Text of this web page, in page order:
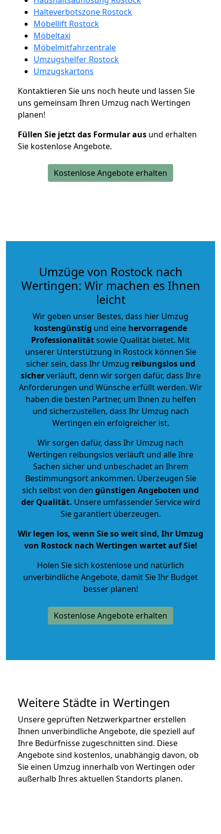
Halteverbotszone Rostock
Möbellift Rostock
Möbeltaxi
Möbelmitfahrzentrale
Umzugshelfer Rostock
Umzugskartons
Kontaktieren Sie uns noch heute und lassen Sie
uns gemeinsam Ihren Umzug nach Wertingen
planen!
Füllen Sie jetzt das Formular aus und erhalten
Sie kostenlose Angebote.
Kostenlose Angebote erhalten
Umzüge von Rostock nach
Wertingen: Wir machen es Ihnen
leicht
Wir geben unser Bestes, dass hier Umzug
kostengünstig und eine hervorragende
Professionalitätsowie Qualität bietet. Mit
unserer Unterstützung in Rostock können Sie
sicher sein, dass Ihr Umzug reibungslos und
sicherverläuft, denn wir sorgen dafür, dass Ihre
Anforderungen und Wünsche erfüllt werden. Wir
haben die besten Partner, um Ihnen zu helfen
und sicherzustellen, dass Ihr Umzug nach
Wertingen ein erfolgreicher ist.
Wir sorgen dafür, dass Ihr Umzug nach
Wertingen reibungslos verläuft und alle Ihre
Sachen sicher und unbeschadet an Ihrem
Bestimmungsort ankommen. Überzeugen Sie
sich selbst von den günstigen Angeboten und
der Qualität. Unsere umfassender Service wird
Sie garantiert überzeugen.
Wir legen los, wenn Sie so weit sind, Ihr Umzug
von Rostock nach Wertingen wartet auf Sie!
Holen Sie sich kostenlose und natürlich
unverbindliche Angebote, damit Sie Ihr Budget
besser planen!
Kostenlose Angebote erhalten
Weitere Städte in Wertingen
Unsere geprüften Netzwerkpartner erstellen
Ihnen unverbindliche Angebote, die speziell auf
Ihre Bedürfnisse zugeschnitten sind. Diese
Angebote sind kostenlos, unabhängig davon, ob
Sie einen Umzug innerhalb von Wertingen oder
außerhalb Ihres aktuellen Standorts planen.